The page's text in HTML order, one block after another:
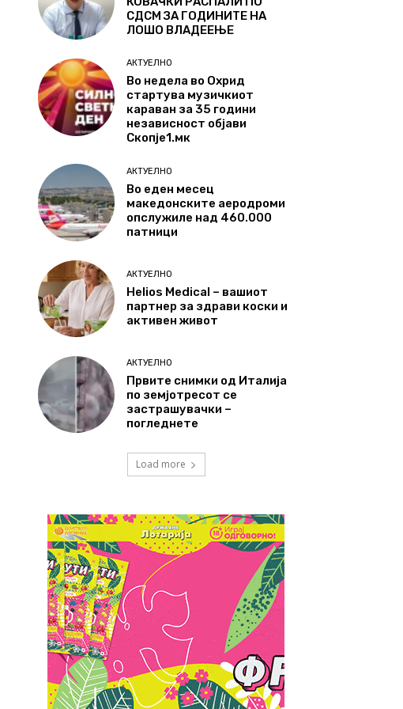
СДСМ ЗА ГОДИНИТЕ НА
ЛОШО ВЛАДЕЕЊЕ
АКТУЕЛНО
Во недела во Охрид
стартува музичкиот
караван за 35 години
независност објави
Скопје1.мк
АКТУЕЛНО
Во еден месец
македонските аеродроми
опслужиле над 460.000
патници
АКТУЕЛНО
Helios Medical – вашиот
партнер за здрави коски и
активен живот
АКТУЕЛНО
Првите снимки од Италија
по земјотресот се
застрашувачки –
погледнете
Load more